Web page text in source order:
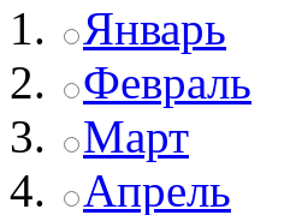
Январь
Февраль
Март
Апрель